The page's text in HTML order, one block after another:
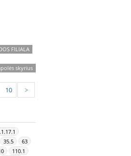
FILIALA
skyrius
10 >
35.5
63
110.1